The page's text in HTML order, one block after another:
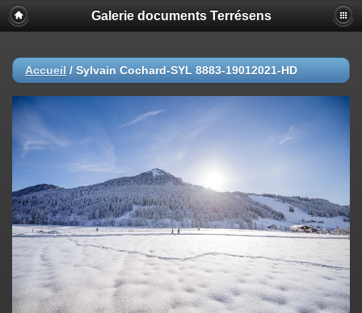
Galerie documents Terrésens
Accueil / Sylvain Cochard-SYL 8883-19012021-HD